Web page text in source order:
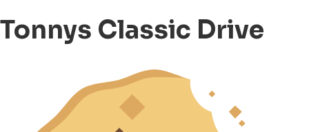
Tonnys Classic Drive